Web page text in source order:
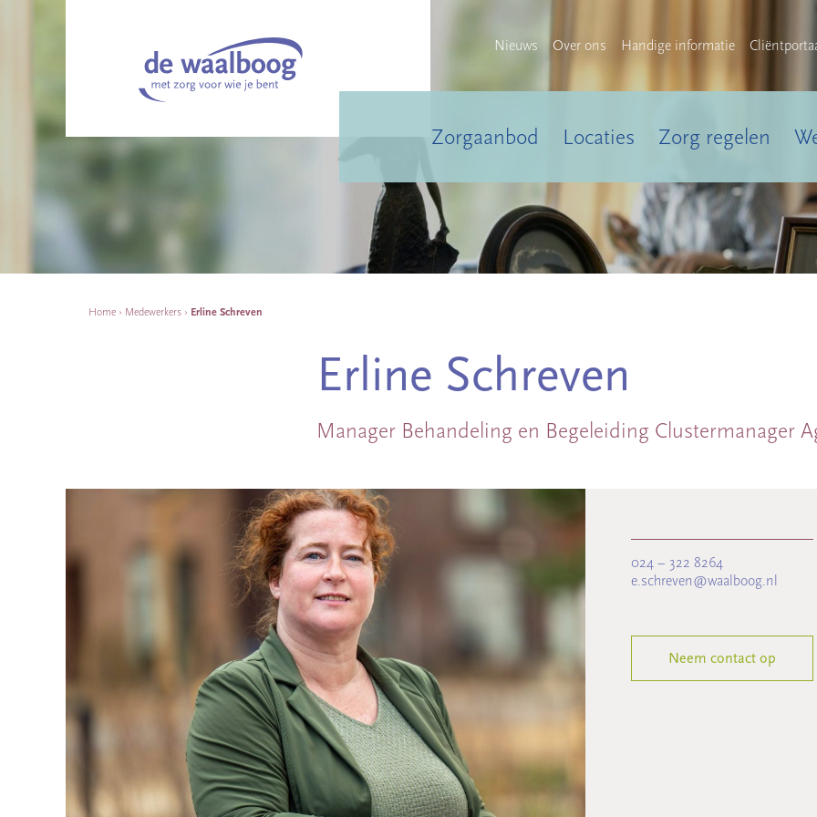
Nieuws Over ons Handige informatie
Zorgaanbod Locaties Zorg regelen
Home › Medewerkers › Erline Schreven
Erline Schreven
Manager Behandeling en Begeleiding Clustermanager
024 – 322 8264
e.schreven@waalboog.nl
Neem contact op